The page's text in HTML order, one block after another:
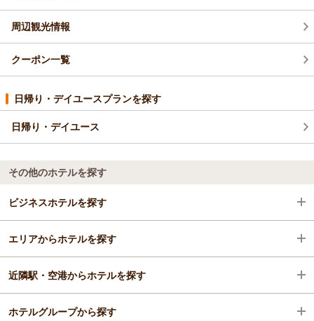
周辺観光情報
クーポン一覧
日帰り・デイユースプランを探す
日帰り・デイユース
その他のホテルを探す
ビジネスホテルを探す
北海道
札幌
ススキノ・大通
エリアからホテルを探す
北海道
札幌
近隣駅・空港からホテルを探す
中島公園駅
ホテルグループから探す